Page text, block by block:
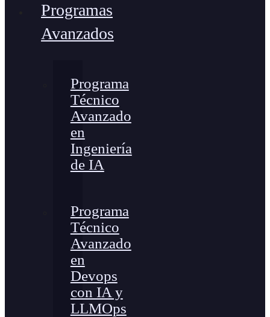
Programas
Avanzados
Programa
Técnico
Avanzado
en
Ingeniería
de IA
Programa
Técnico
Avanzado
en
Devops
con IA y
LLMOps